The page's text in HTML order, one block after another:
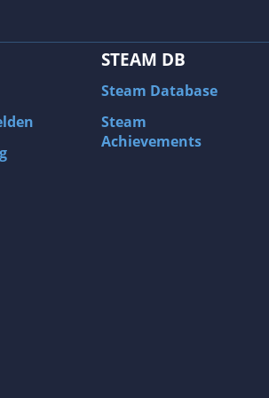
STEAM DB
Steam Database
Steam
Achievements